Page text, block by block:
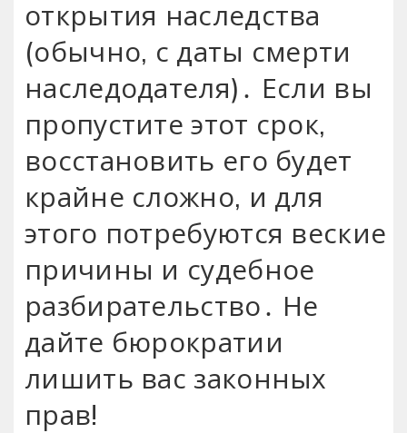
открытия наследства
(обычно, с даты смерти
наследодателя)․ Если вы
пропустите этот срок,
восстановить его будет
крайне сложно, и для
этого потребуются веские
причины и судебное
разбирательство․ Не
дайте бюрократии
лишить вас законных
прав!